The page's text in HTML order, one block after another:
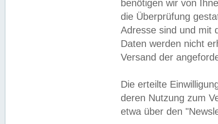
benötigen wir von
die Überprüfung
Adresse sind und mit
Daten werden nicht
Versand der
Die erteilte
deren Nutzung zum
etwa über den